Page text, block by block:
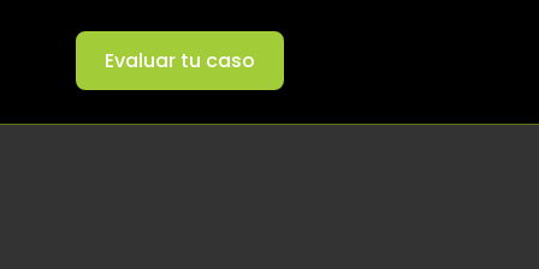
Evaluar tu caso